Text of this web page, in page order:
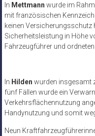
In Mettmann wurde im
mit französischen
keinen Versicherungsschutz
Sicherheitsleistung in Höhe
Fahrzeugführer und ordneten
In Hilden wurden insgesamt
fünf Fällen wurde ein
Verkehrsflächennutzung
Handynutzung und somit
Neun